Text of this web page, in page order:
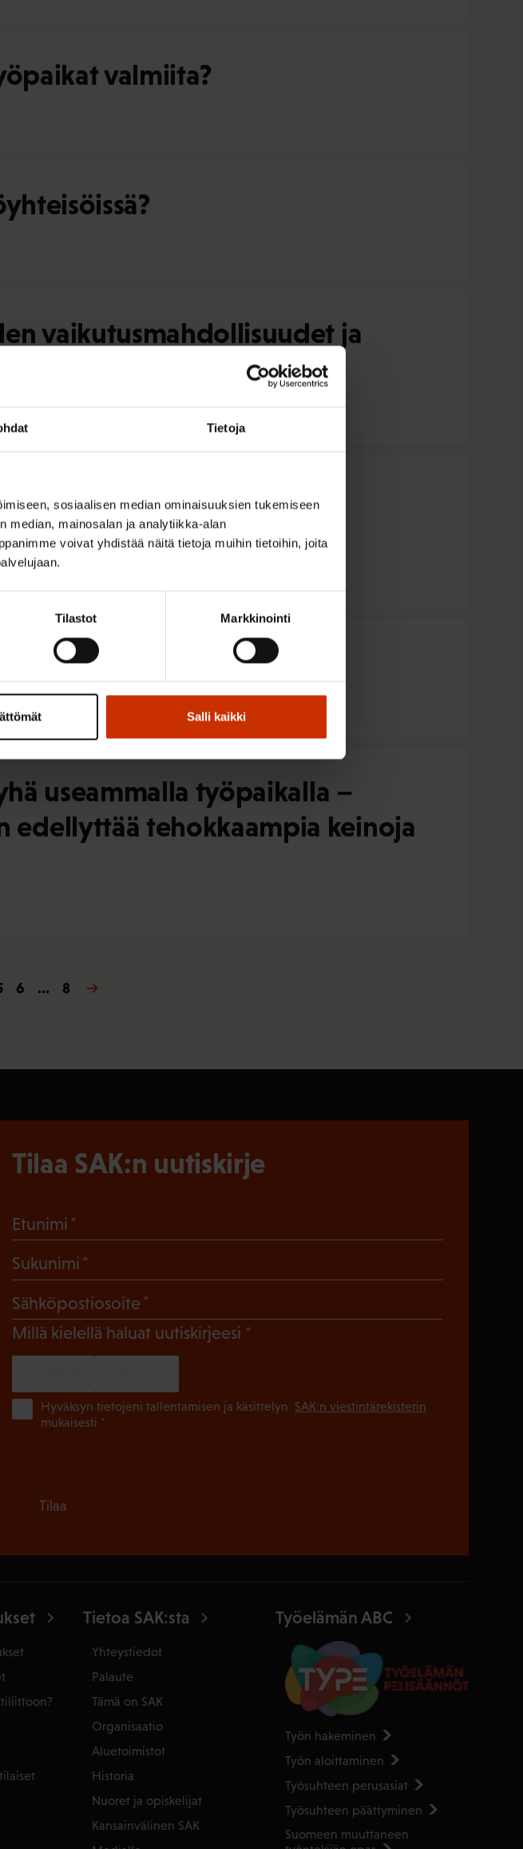
Tietoja
sosiaalisen median ominaisuuksien tukemiseen
median, mainosalan ja analytiikka-alan
voivat yhdistää näitä tietoja muihin tietoihin, joita
Tilastot Markkinointi
Salli kaikki
valmiita?
vaikutusmahdollisuudet ja
on usein heikkoa –
tuottavuudessa
useammalla työpaikalla –
edellyttää tehokkaampia keinoja
6 … 8
Seuraava »
Tilaa SAK:n uutiskirje
Etunimi
Sukunimi
Sähköpostiosoite
Millä kielellä haluat uutiskirjeesi (Pakollinen)
Hyväksyn tietojeni tallentamisen ja käsittelyn SAK:n viestintärekisterin
mukaisesti *
Tilaa
Tietoa SAK:sta
Yhteystiedot
Palaute
Tämä on SAK
Organisaatio
Aluetoimistot
Historia
Nuoret ja opiskelijat
Kansainvälinen SAK
Työelämän ABC
Työn hakeminen
Työn aloittaminen
Työsuhteen perusasiat
Työsuhteen päättyminen
Suomeen muuttaneen